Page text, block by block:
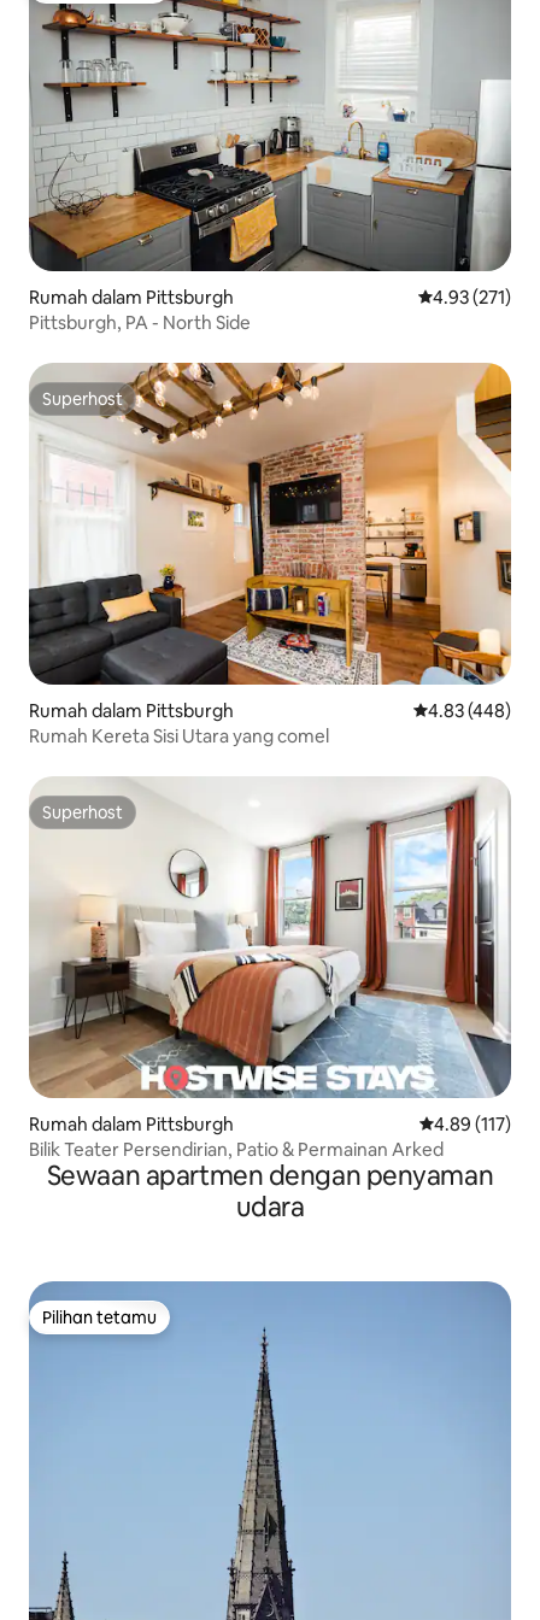
Rumah dalam Pittsburgh Penarafan
4.93 (271)
Pittsburgh, PA - North Side
Superhost
Superhost
Rumah dalam Pittsburgh Penarafan
4.83 (448)
Rumah Kereta Sisi Utara yang comel
Superhost
Superhost
Rumah dalam Pittsburgh Penarafan
4.89 (117)
Bilik Teater Persendirian, Patio & Permainan Arked
Sewaan apartmen dengan penyaman
udara
Pilihan tetamu
Pilihan tetamu